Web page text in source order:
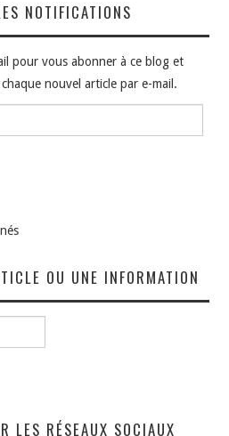
NOTIFICATIONS
pour vous abonner à ce blog et
nouvel article par e-mail.
OU UNE INFORMATION
LES RÉSEAUX SOCIAUX